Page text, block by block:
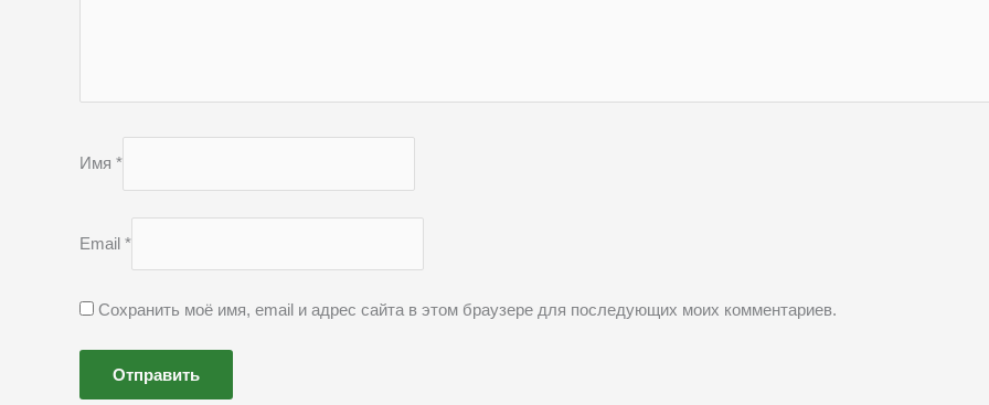
Имя *
Email *
Сохранить моё имя, email и адрес сайта в этом браузере для последующих моих комментариев.